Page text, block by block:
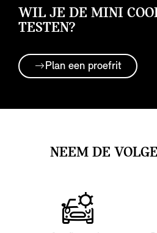
WIL JE DE MINI
TESTEN?
Plan een proefrit
NEEM DE